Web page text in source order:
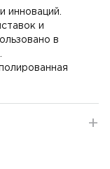
инноваций.
и
в